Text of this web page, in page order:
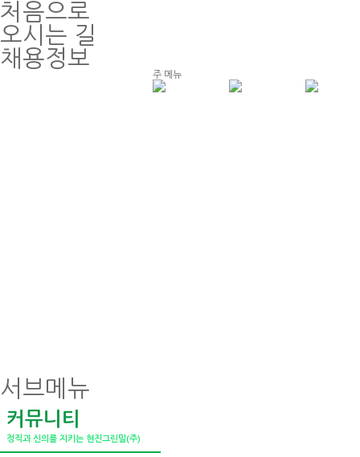
처음으로
오시는 길
채용정보
주 메뉴
서브메뉴
커뮤니티
정직과 신의를 지키는 현진그린밀(주)